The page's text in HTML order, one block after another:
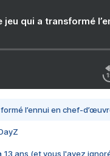
jeu qui a transformé
l’ennui en chef-
13 ans (et vous l'avez